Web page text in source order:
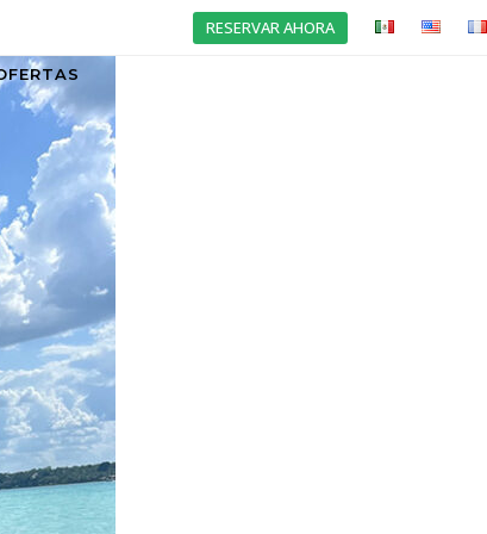
RESERVAR AHORA